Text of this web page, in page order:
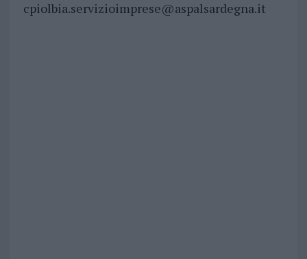
cpiolbia.servizioimprese@aspalsardegna.it